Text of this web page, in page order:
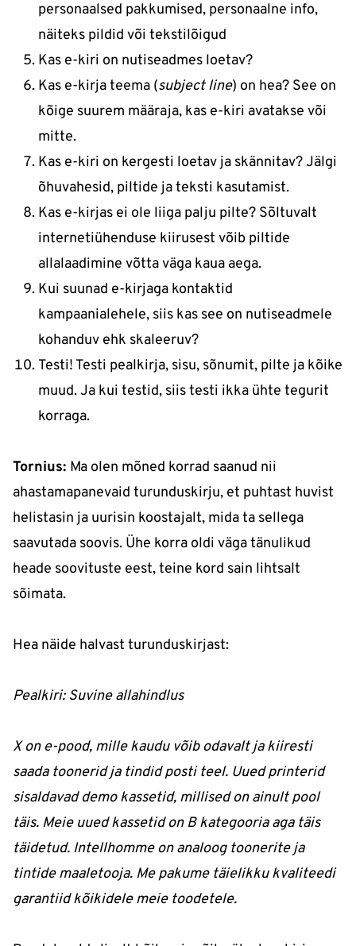
personaalsed pakkumised, personaalne info,
näiteks pildid või tekstilõigud
Kas e-kiri on nutiseadmes loetav?
Kas e-kirja teema (subject line) on hea? See on
kõige suurem määraja, kas e-kiri avatakse või
mitte.
Kas e-kiri on kergesti loetav ja skännitav? Jälgi
õhuvahesid, piltide ja teksti kasutamist.
Kas e-kirjas ei ole liiga palju pilte? Sõltuvalt
internetiühenduse kiirusest võib piltide
allalaadimine võtta väga kaua aega.
Kui suunad e-kirjaga kontaktid
kampaanialehele, siis kas see on nutiseadmele
kohanduv ehk skaleeruv?
Testi! Testi pealkirja, sisu, sõnumit, pilte ja kõike
muud. Ja kui testid, siis testi ikka ühte tegurit
korraga.
Tornius: Ma olen mõned korrad saanud nii
ahastamapanevaid turunduskirju, et puhtast huvist
helistasin ja uurisin koostajalt, mida ta sellega
saavutada soovis. Ühe korra oldi väga tänulikud
heade soovituste eest, teine kord sain lihtsalt
sõimata.
Hea näide halvast turunduskirjast:
Pealkiri: Suvine allahindlus
X on e-pood, mille kaudu võib odavalt ja kiiresti
saada toonerid ja tindid posti teel. Uued printerid
sisaldavad demo kassetid, millised on ainult pool
täis. Meie uued kassetid on B kategooria aga täis
täidetud. Intellhomme on analoog toonerite ja
tintide maaletooja. Me pakume täielikku kvaliteedi
garantiid kõikidele meie toodetele.